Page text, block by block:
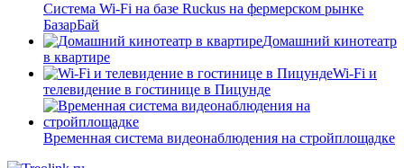
Система Wi-Fi на базе Ruckus на фермерском рынке
БазарБай
Домашний кинотеатр
в квартире
Wi-Fi и
телевидение в гостинице в Пицунде
Временная система видеонаблюдения на стройплощадке